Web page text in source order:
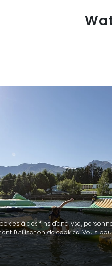
à des fins d'analyse,
l'utilisation de cookies. Vous